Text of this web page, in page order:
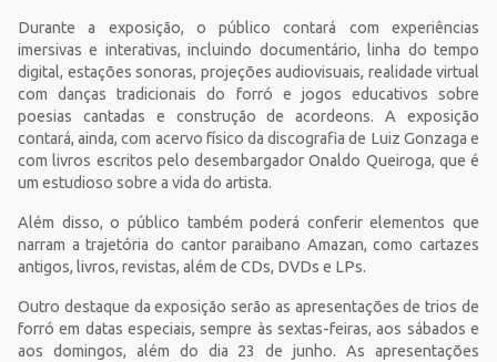
Durante a exposição, o público contará com experiências
imersivas e interativas, incluindo documentário, linha do tempo
digital, estações sonoras, projeções audiovisuais, realidade virtual
com danças tradicionais do forró e jogos educativos sobre
poesias cantadas e construção de acordeons. A exposição
contará, ainda, com acervo físico da discografia de Luiz Gonzaga e
com livros escritos pelo desembargador Onaldo Queiroga, que é
um estudioso sobre a vida do artista.
Além disso, o público também poderá conferir elementos que
narram a trajetória do cantor paraibano Amazan, como cartazes
antigos, livros, revistas, além de CDs, DVDs e LPs.
Outro destaque da exposição serão as apresentações de trios de
forró em datas especiais, sempre às sextas-feiras, aos sábados e
aos domingos, além do dia 23 de junho. As apresentações